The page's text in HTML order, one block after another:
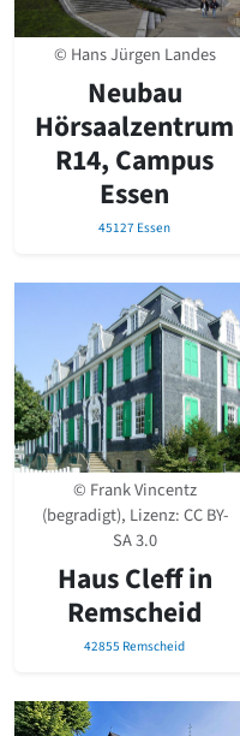
© Hans Jürgen Landes
Neubau
Hörsaalzentrum
R14, Campus
Essen
45127 Essen
© Frank Vincentz
(begradigt), Lizenz:CC BY-
SA 3.0
Haus Cleff in
Remscheid
42855 Remscheid